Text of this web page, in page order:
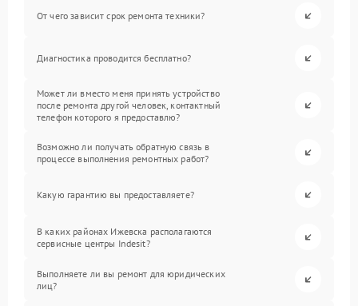
От чего зависит срок ремонта техники?
Диагностика проводится бесплатно?
Может ли вместо меня принять устройство
после ремонта другой человек, контактный
телефон которого я предоставлю?
Возможно ли получать обратную связь в
процессе выполнения ремонтных работ?
Какую гарантию вы предоставляете?
В каких районах Ижевска располагаются
сервисные центры Indesit?
Выполняете ли вы ремонт для юридических
лиц?